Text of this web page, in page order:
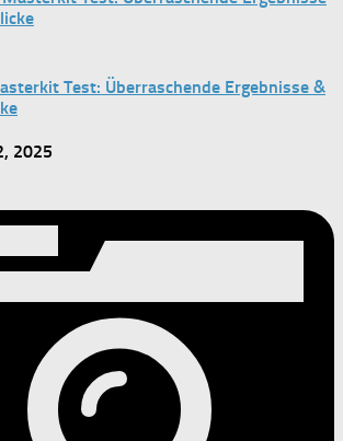
Test: Überraschende Ergebnisse &
2025